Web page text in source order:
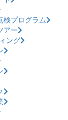
検プログラム
アー
ング